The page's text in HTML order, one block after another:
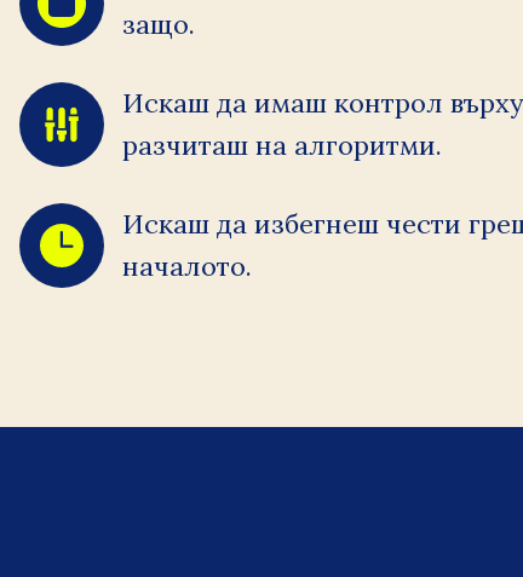
защо.
Искаш да имаш контрол
разчиташ на алгоритми.
Искаш да избегнеш чести
началото.